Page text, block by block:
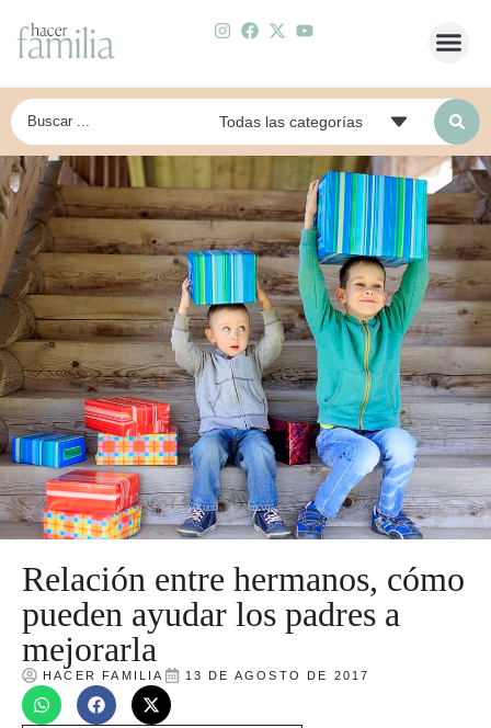
Relación entre hermanos, cómo
pueden ayudar los padres a
mejorarla
HACER FAMILIA 13 DE AGOSTO DE 2017